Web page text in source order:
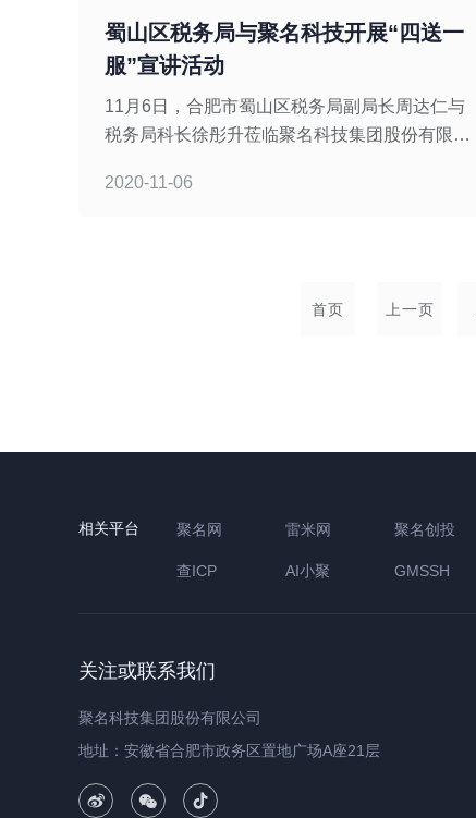
蜀山区税务局与聚名科技开展“四送一
服”宣讲活动
11月6日，合肥市蜀山区税务局副局长周达仁与
税务局科长徐彤升莅临聚名科技集团股份有限公
相关税费优惠政策。聚名科技集团总经理吴建
2020-11-06
首页 上一页
相关平台 聚名网 雷米网 聚名创投
查ICP AI小聚 GMSSH
关注或联系我们
聚名科技集团股份有限公司
地址：安徽省合肥市政务区置地广场A座21层
  